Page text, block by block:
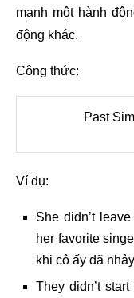
mạnh một hành
động khác.
Công thức:
Past
Ví dụ:
She didn’t
her favorite
khi cô ấy đã
They didn’t